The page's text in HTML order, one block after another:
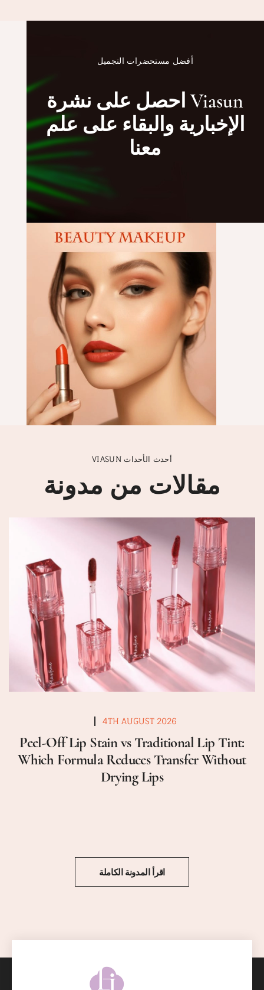
أفضل مستحضرات التجميل
احصل على نشرة Viasun
الإخبارية والبقاء على علم
معنا
VIASUN أحدث الأحداث
مقالات من مدونة
4TH AUGUST 2026
Peel-Off Lip Stain vs Traditional Lip Tint:
Which Formula Reduces Transfer Without
Drying Lips
اقرأ المدونة الكاملة